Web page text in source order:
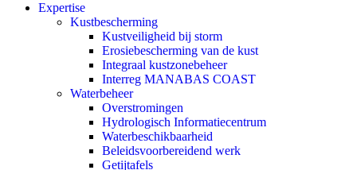
Expertise
Kustbescherming
Kustveiligheid bij storm
Erosiebescherming van de kust
Integraal kustzonebeheer
Interreg MANABAS COAST
Waterbeheer
Overstromingen
Hydrologisch Informatiecentrum
Waterbeschikbaarheid
Beleidsvoorbereidend werk
Getijtafels